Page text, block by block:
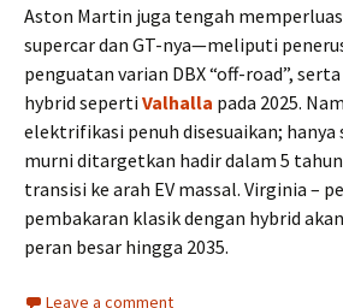
Aston Martin juga tengah
supercar dan GT-nya—meliputi
penguatan varian DBX “off-road”,
hybrid seperti Valhalla pada 2025.
elektrifikasi penuh disesuaikan;
murni ditargetkan hadir dalam 5 tahun
transisi ke arah EV massal. Virginia –
pembakaran klasik dengan hybrid
peran besar hingga 2035.
Leave a comment